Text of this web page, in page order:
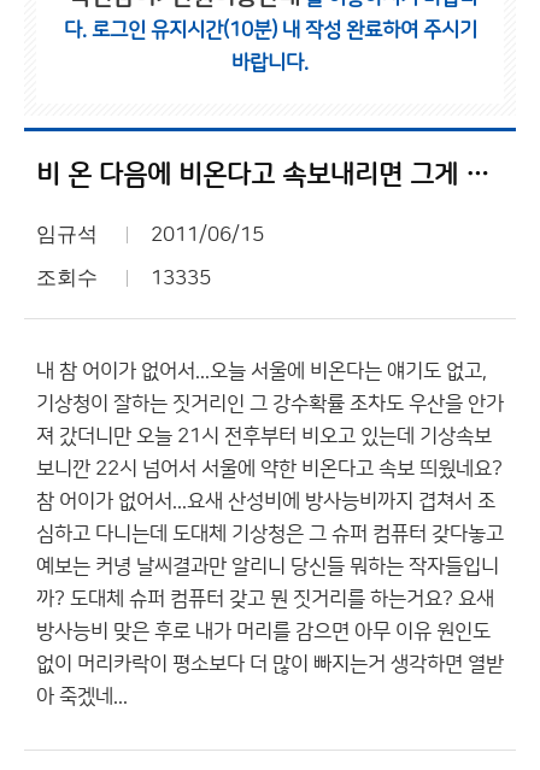
다. 로그인 유지시간(10분) 내 작성 완료하여 주시기
바랍니다.
비 온 다음에 비온다고 속보내리면 그게 예보하는거야?
임규석 2011/06/15
조회수 13335
내 참 어이가 없어서...오늘 서울에 비온다는 얘기도 없고,
기상청이 잘하는 짓거리인 그 강수확률 조차도 우산을 안가
져 갔더니만 오늘 21시 전후부터 비오고 있는데 기상속보
보니깐 22시 넘어서 서울에 약한 비온다고 속보 띄웠네요?
참 어이가 없어서...요새 산성비에 방사능비까지 겹쳐서 조
심하고 다니는데 도대체 기상청은 그 슈퍼 컴퓨터 갖다놓고
예보는 커녕 날씨결과만 알리니 당신들 뭐하는 작자들입니
까? 도대체 슈퍼 컴퓨터 갖고 뭔 짓거리를 하는거요? 요새
방사능비 맞은 후로 내가 머리를 감으면 아무 이유 원인도
없이 머리카락이 평소보다 더 많이 빠지는거 생각하면 열받
아 죽겠네...